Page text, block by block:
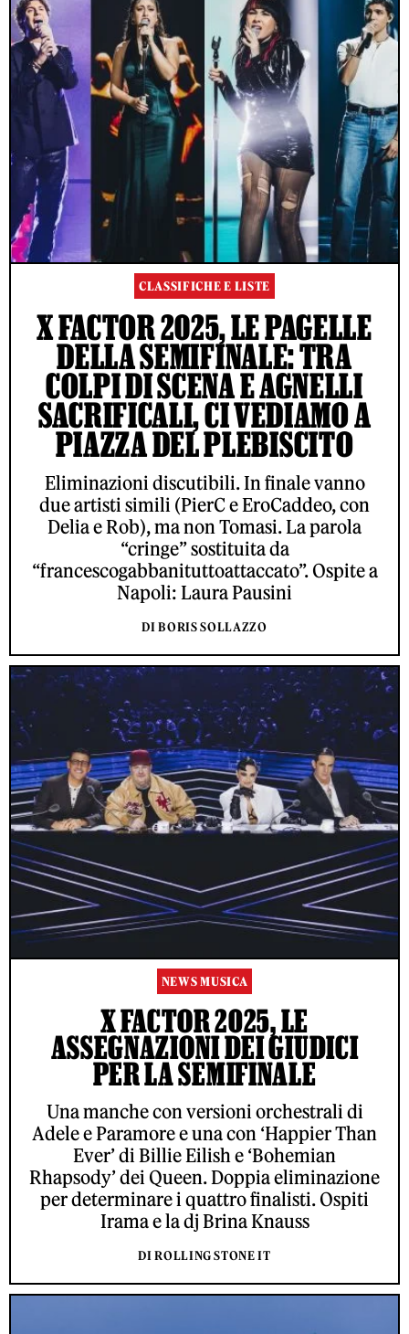
CLASSIFICHE E LISTE
X FACTOR 2025, LE PAGELLE
DELLA SEMIFINALE: TRA
COLPI DI SCENA E AGNELLI
SACRIFICALI, CI VEDIAMO A
PIAZZA DEL PLEBISCITO
Eliminazioni discutibili. In finale vanno
due artisti simili (PierC e EroCaddeo, con
Delia e Rob), ma non Tomasi. La parola
“cringe” sostituita da
“francescogabbanituttoattaccato”. Ospite a
Napoli: Laura Pausini
DI BORIS SOLLAZZO
NEWS MUSICA
X FACTOR 2025, LE
ASSEGNAZIONI DEI GIUDICI
PER LA SEMIFINALE
Una manche con versioni orchestrali di
Adele e Paramore e una con ‘Happier Than
Ever’ di Billie Eilish e ‘Bohemian
Rhapsody’ dei Queen. Doppia eliminazione
per determinare i quattro finalisti. Ospiti
Irama e la dj Brina Knauss
DI ROLLING STONE IT